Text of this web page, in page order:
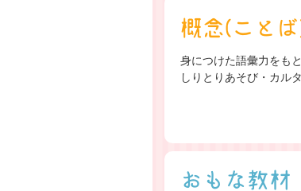
概念(こと
身につけた語彙力をも
しりとりあそび・カル
おもな教材